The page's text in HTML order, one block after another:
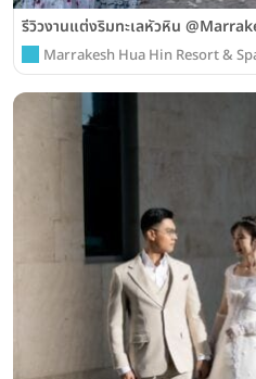
รีวิวงานแต่งริมทะเลหัวหิน
Marrakesh Hua Hin Resort &